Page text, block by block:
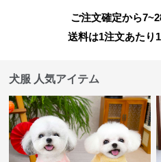
ご注文確定から
送料は1注文あたり
犬服 人気アイテム